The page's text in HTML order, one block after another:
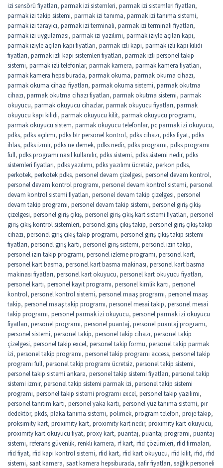
izi sensörü fiyatları, parmak izi sistemleri, parmak izi sistemleri fiyatları,
parmak izi takip sistemi, parmak izi tanıma, parmak izi tanıma sistemi,
parmak izi tarayıcı, parmak izi terminali, parmak izi terminali fiyatları,
parmak izi uygulaması, parmak izi yazılımı, parmak iziyle açılan kapı,
parmak iziyle açılan kapı fiyatları, parmak izli kapı, parmak izli kapı kilidi
fiyatları, parmak izli kapı sistemleri fiyatları, parmak izli personel takip
sistemi, parmak izli telefonlar, parmak kamera, parmak kamera fiyatları,
parmak kamera hepsiburada, parmak okuma, parmak okuma cihazı,
parmak okuma cihazı fiyatları, parmak okuma sistemi, parmak okutma
cihazı, parmak okutma cihazı fiyatları, parmak okutma sistemi, parmak
okuyucu, parmak okuyucu cihazlar, parmak okuyucu fiyatları, parmak
okuyucu kapı kilidi, parmak okuyucu kilit, parmak okuyucu programı,
parmak okuyucu sistem, parmak okuyucu telefonlar, pc parmak izi okuyucu,
pdks, pdks açılımı, pdks btr personel kontrol, pdks cihazı, pdks fiyat, pdks
ihlas, pdks izmir, pdks ne demek, pdks nedir, pdks programı, pdks programı
full, pdks programı nasıl kullanılır, pdks sistemi, pdks sistemi nedir, pdks
sistemleri fiyatları, pdks yazılımı, pdks yazılımı ücretsiz, perkon pdks,
perkotek, perkotek pdks, personel devam çizelgesi, personel devam kontrol,
personel devam kontrol programı, personel devam kontrol sistemi, personel
devam kontrol sistemi fiyatları, personel devam takip çizelgesi, personel
devam takip programı, personel devam takip sistemi, personel giriş çikiş
çizelgesi, personel giriş çıkış, personel giriş çıkış kart sistemi fiyatları, personel
giriş çıkış kontrol sistemleri, personel giriş çıkış takip, personel giriş çıkış takip
cihazı, personel giriş çıkış takip programı, personel giriş çıkış takip sistemi
fiyatları, personel giriş kartı, personel giriş sistemi, personel izin takip,
personel izin takip programı, personel izleme programı, personel kart,
personel kart basma, personel kart basma makinası, personel kart basma
makinası fiyatları, personel kart okuyucu, personel kart okuyucu fiyatları,
personel kartı, personel kayıt programı, personel kimlik kartı, personel
kontrol, personel kontrol sistemi, personel maaş programı, personel maaş
takip, personel maaş takip programı, personel mesai takip, personel mesai
takip programı, personel parmak izi okuyucu, personel parmak izi okuyucu
fiyatları, personel programı, personel puantaj, personel puantaj programı,
personel sistemi, personel takip, personel takip cihazı, personel takip
çizelgesi, personel takip excel, personel takip formu, personel takip parmak
izi, personel takip programı, personel takip programı access, personel takip
programı full, personel takip programı ücretsiz, personel takip sistemi,
personel takip sistemi ankara, personel takip sistemi fiyatları, personel takip
sistemi izmir, personel takip sistemi parmak izi, personel takip sistemi
programı, personel takip sistemi programı excel, personel takip yazılımı,
personel tanıtım kartı, personel yaka kartı, personel yüz tanıma sistemi, pır
dedektör, pkds, plaka tanıma sistemi, polimek, program telefon, proje takip,
proksimity kart, proximity kart, proximity kart nedir, proximity kart okuyucu,
proximity kart okuyucu fiyat, proxy kart, puantaj, puantaj programı, puantaj
sistemi, referans güvenlik, renkli kamera, rf kart, rfid çözümleri, rfid firmaları,
rfid fiyat, rfid kapı kontrol sistemi, rfid kart, rfid kart okuyucu, rfid kilit, rfıd, rfıd
sistemi, saat kamera, saat kamera hepsiburada, safir fiyatları, sağlık personeli